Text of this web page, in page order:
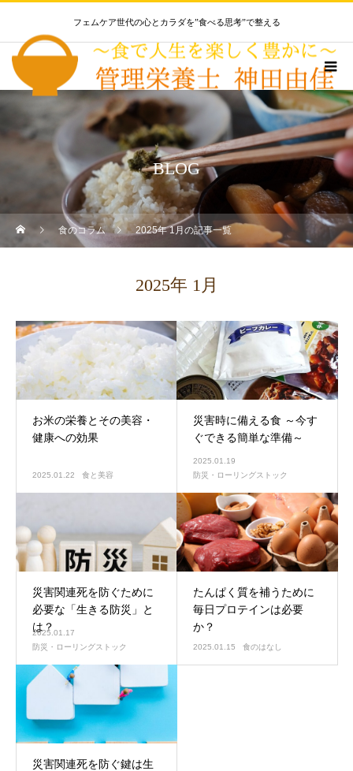
フェムケア世代の心とカラダを”食べる思考”で整える
BLOG
食のコラム 2025年 1月の記事一覧
2025年 1月
お米の栄養とその美容・
健康への効果
2025.01.22 食と美容
災害時に備える食 ～今す
ぐできる簡単な準備～
2025.01.19
防災・ローリングストック
災害関連死を防ぐために
必要な「生きる防災」と
は？
2025.01.17
防災・ローリングストック
たんぱく質を補うために
毎日プロテインは必要
か？
2025.01.15 食のはなし
災害関連死を防ぐ鍵は生